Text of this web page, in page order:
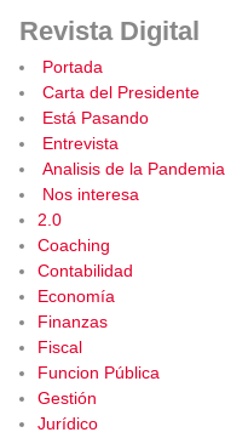
Revista Digital
Portada
Carta del Presidente
Está Pasando
Entrevista
Analisis de la Pandemia
Nos interesa
2.0
Coaching
Contabilidad
Economía
Finanzas
Fiscal
Funcion Pública
Gestión
Jurídico